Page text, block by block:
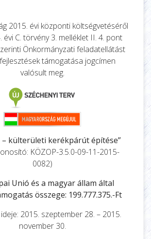
2015. évi központi költségvetéséről
évi C. törvény 3. melléklet II. 4. pont
Önkormányzati feladatellátást
támogatása jogcímen
valósult meg.
– külterületi kerékpárút építése”
KÖZOP-3.5.0-09-11-2015-
0082)
Unió és a magyar állam által
összege: 199.777.375.-Ft
2015. szeptember 28. – 2015.
november 30.